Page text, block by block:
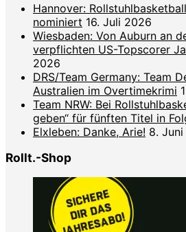
Hannover:
nominiert 16. Juli 2026
Wiesbaden: Von Auburn an
verpflichten US-Topscorer
2026
DRS/Team Germany: Team
Australien im Overtimekrimi
Team NRW: Bei
geben“ für fünften Titel in
Elxleben: Danke, Arie! 8.
Rollt.-Shop